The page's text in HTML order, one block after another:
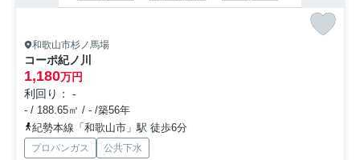
和歌山市杉ノ馬場
コーポ紀ノ川
1,180万円
利回り： -
- / 188.65㎡ / - /築56年
紀勢本線「和歌山市」駅 徒歩6分
プロパンガス 公共下水